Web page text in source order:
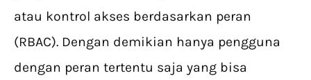
atau kontrol akses berdasarkan peran
(RBAC). Dengan demikian hanya pengguna
dengan peran tertentu saja yang bisa